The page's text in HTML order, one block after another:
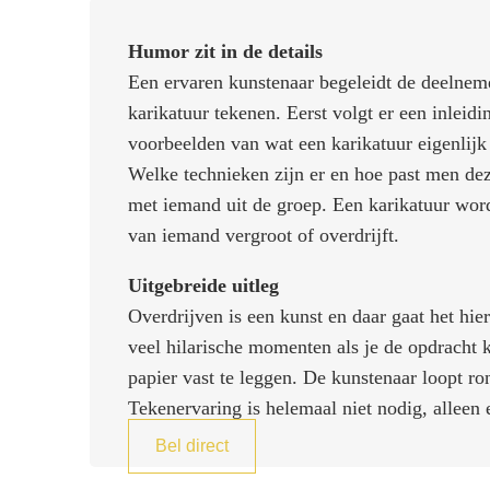
Humor zit in de details
Een ervaren kunstenaar begeleidt de
karikatuur tekenen. Eerst volgt er een
voorbeelden van wat een karikatuur eigenlijk
Welke technieken zijn er en hoe past men
met iemand uit de groep. Een karikatuur
van iemand vergroot of overdrijft.
Uitgebreide uitleg
Overdrijven is een kunst en daar gaat het
veel hilarische momenten als je de opdracht
papier vast te leggen. De kunstenaar loopt
Tekenervaring is helemaal niet nodig, alleen
Bel direct